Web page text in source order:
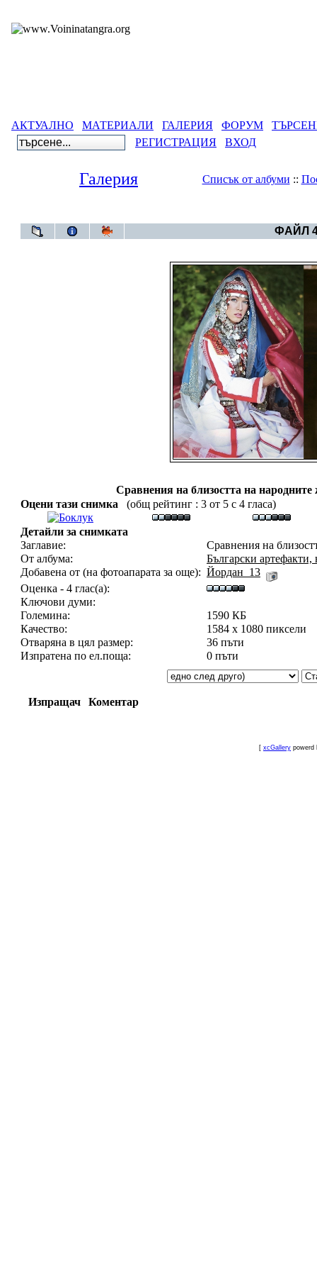
АКТУАЛНО МАТЕРИАЛИ ГАЛЕРИЯ ФОРУМ
РЕГИСТРАЦИЯ
ВХОД
Галерия Списък от албуми ::
ФАЙЛ 4
Сравнения на близостта на
Оцени тази снимка
(общ рейтинг : 3 от 5 с 4 гласа)
Детайли за снимката
Заглавие:
Сравнения на
От албума:
Български
Добавена от (на фотоапарата за още): Йордан_13
Оценка - 4 глас(а):
Ключови думи:
Големина:
1590 КБ
Качество:
1584 x 1080 пиксели
Отваряна в цял размер:
36 пъти
Изпратена по ел.поща:
0 пъти
Изпращач Коментар
[ xcGallery